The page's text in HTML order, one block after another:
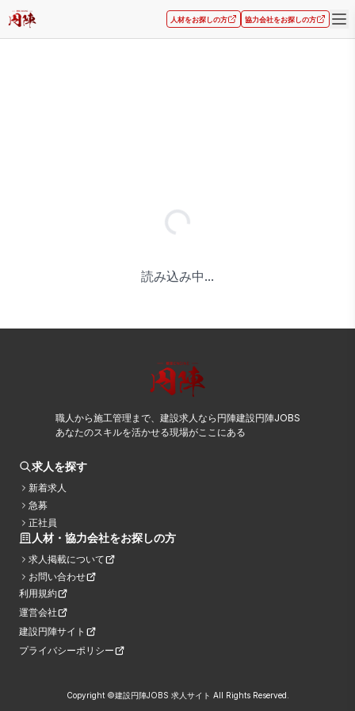
人材をお探しの方 協力会社をお探しの方
読み込み中...
職人から施工管理まで、建設求人なら円陣建設円陣JOBS
あなたのスキルを活かせる現場がここにある
求人を探す
新着求人
急募
正社員
人材・協力会社をお探しの方
求人掲載について
お問い合わせ
利用規約
運営会社
建設円陣サイト
プライバシーポリシー
Copyright ©建設円陣JOBS 求人サイト All Rights Reserved.